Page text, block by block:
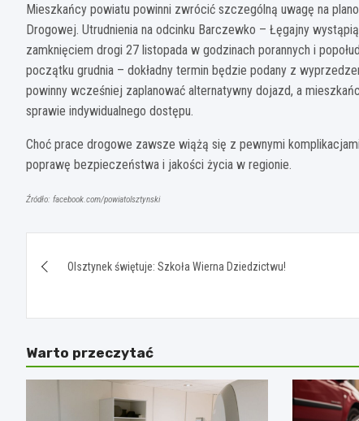
Mieszkańcy powiatu powinni zwrócić szczególną uwagę na
Drogowej. Utrudnienia na odcinku Barczewko – Łęgajny
zamknięciem drogi 27 listopada w godzinach porannych i
początku grudnia – dokładny termin będzie podany z
powinny wcześniej zaplanować alternatywny dojazd, a
sprawie indywidualnego dostępu.
Choć prace drogowe zawsze wiążą się z pewnymi
poprawę bezpieczeństwa i jakości życia w regionie.
Źródło: facebook.com/powiatolsztynski
wpisu
Olsztynek świętuje: Szkoła Wierna Dziedzictwu!
Warto przeczytać